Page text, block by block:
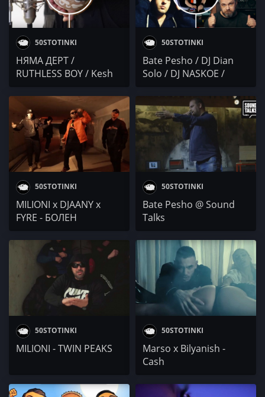
50STOTINKI
НЯМА ДЕРТ /
RUTHLESS BOY / Kesh
Осем Пет / BATE
PESHO
50STOTINKI
Bate Pesho / DJ Dian
Solo / DJ NASKOE /
Wor'D
50STOTINKI
MILIONI x DJAANY x
FYRE - БОЛЕН
50STOTINKI
Bate Pesho @ Sound
Talks
50STOTINKI
MILIONI - TWIN PEAKS
50STOTINKI
Marso x Bilyanish -
Cash